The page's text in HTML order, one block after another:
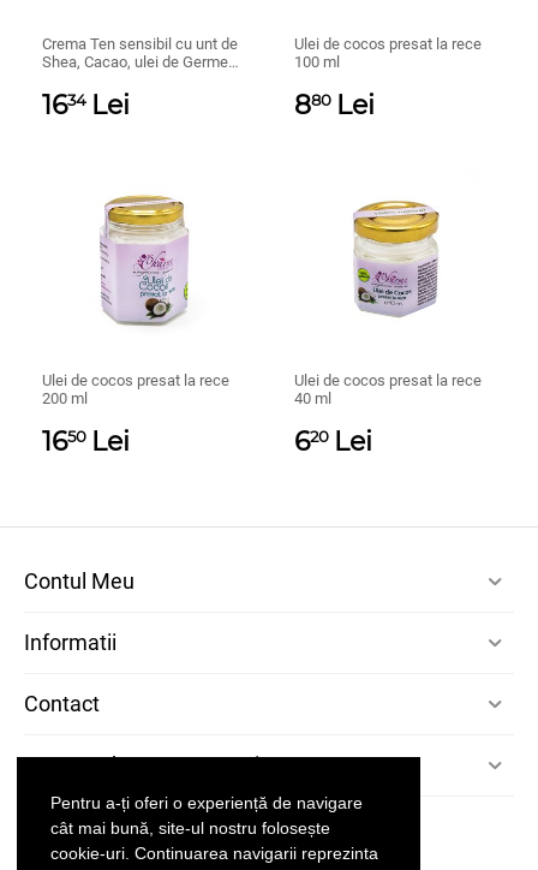
Pentru a-ți oferi o experiență de navigare
cât mai bună, site-ul nostru folosește
cookie-uri. Continuarea navigarii reprezinta
Crema Ten sensibil cu unt de
Shea, Cacao, ulei de Germeni
1634 Lei
Ulei de cocos presat la rece
100 ml
880 Lei
Ulei de cocos presat la rece
200 ml
1650 Lei
Ulei de cocos presat la rece
40 ml
620 Lei
Contul Meu
Informatii
Contact
Despre Charme Cosmetics